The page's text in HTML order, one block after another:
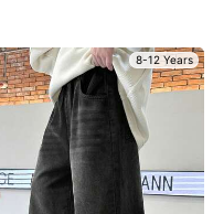
8-12 Years